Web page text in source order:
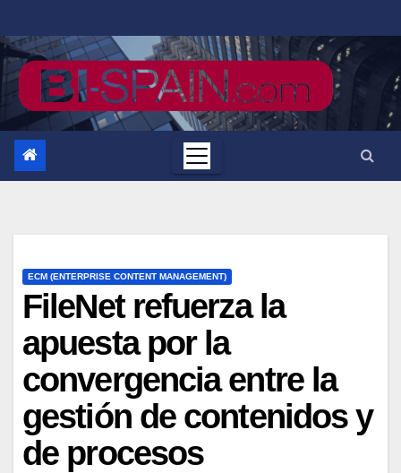
al
contenido
ECM (ENTERPRISE CONTENT MANAGEMENT)
FileNet refuerza la
apuesta por la
convergencia entre la
gestión de contenidos y
de procesos